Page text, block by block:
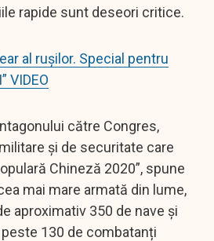
rapide sunt deseori critice.
al rușilor. Special pentru
VIDEO
către Congres,
și de securitate care
Chineză 2020”, spune
mai mare armată din lume,
aproximativ 350 de nave și
130 de combatanți